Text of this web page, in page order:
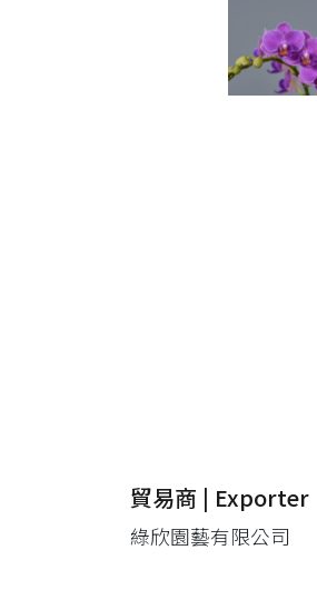
貿易商 | Exporter
綠欣園藝有限公司